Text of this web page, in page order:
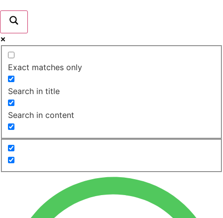
Exact matches only
Search in title
Search in content